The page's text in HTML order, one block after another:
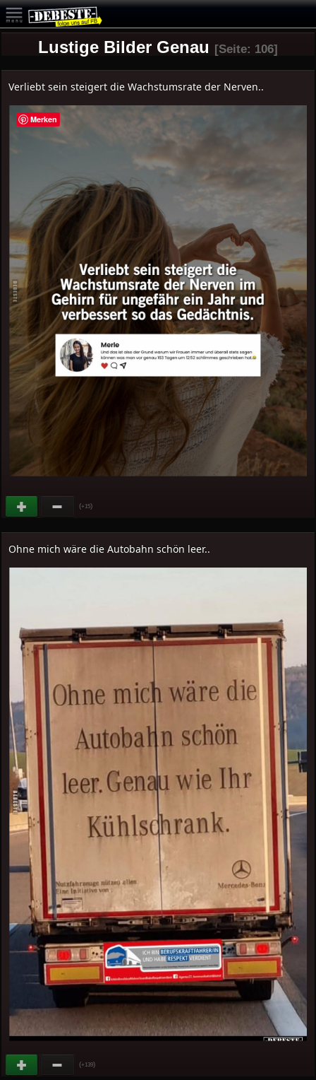
Lustige Bilder Genau [Seite: 106]
Verliebt sein steigert die Wachstumsrate der Nerven..
(+15)
Ohne mich wäre die Autobahn schön leer..
(+139)
Merken